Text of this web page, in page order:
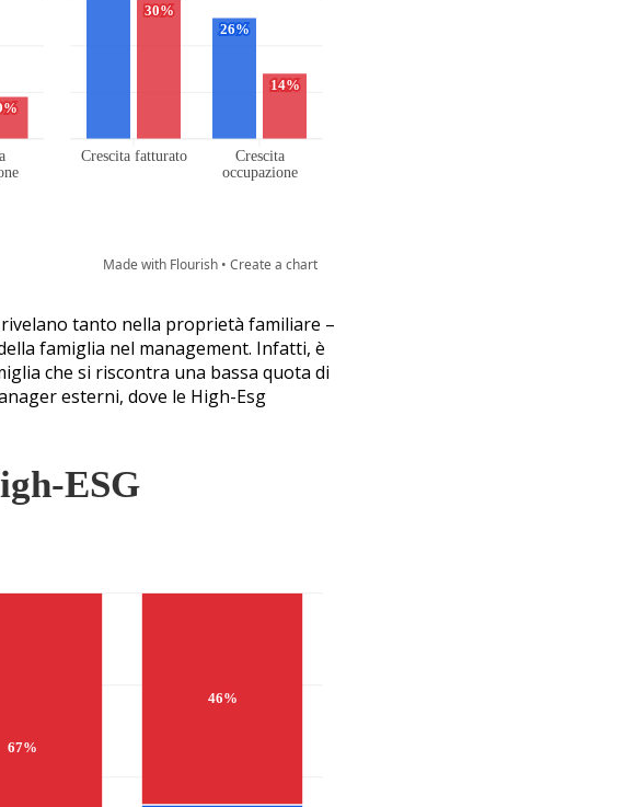
tanto nella proprietà familiare –
famiglia nel management. Infatti, è
che si riscontra una bassa quota di
esterni, dove le High-Esg